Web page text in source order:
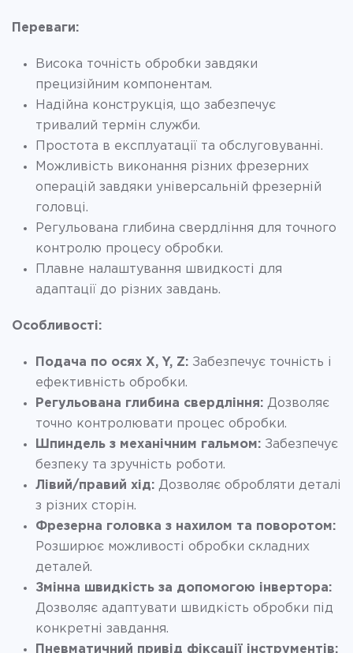
Переваги:
Висока точність обробки завдяки
прецизійним компонентам.
Надійна конструкція, що забезпечує
тривалий термін служби.
Простота в експлуатації та обслуговуванні.
Можливість виконання різних фрезерних
операцій завдяки універсальній фрезерній
головці.
Регульована глибина свердління для точного
контролю процесу обробки.
Плавне налаштування швидкості для
адаптації до різних завдань.
Особливості:
Подача по осях X, Y, Z: Забезпечує точність і
ефективність обробки.
Регульована глибина свердління: Дозволяє
точно контролювати процес обробки.
Шпиндель з механічним гальмом: Забезпечує
безпеку та зручність роботи.
Лівий/правий хід: Дозволяє обробляти деталі
з різних сторін.
Фрезерна головка з нахилом та поворотом:
Розширює можливості обробки складних
деталей.
Змінна швидкість за допомогою інвертора:
Дозволяє адаптувати швидкість обробки під
конкретні завдання.
Пневматичний привід фіксації інструментів: